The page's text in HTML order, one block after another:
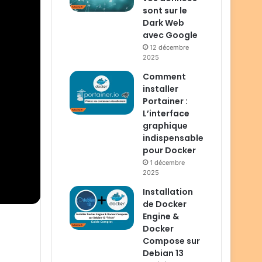
sont sur le
Dark Web
avec Google
12 décembre
2025
Comment
installer
Portainer :
L’interface
graphique
indispensable
pour Docker
1 décembre
2025
Installation
de Docker
Engine &
Docker
Compose sur
Debian 13